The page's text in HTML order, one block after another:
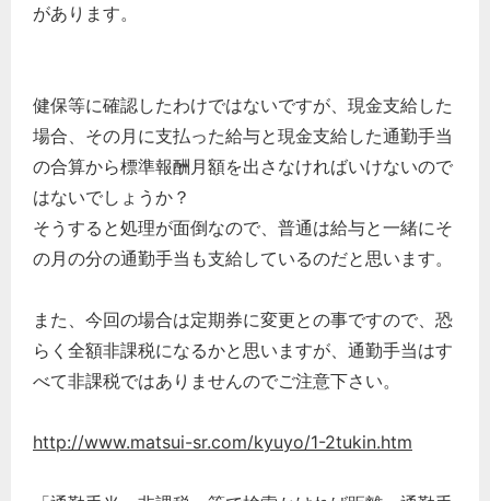
があります。
健保等に確認したわけではないですが、現金支給した
場合、その月に支払った給与と現金支給した通勤手当
の合算から標準報酬月額を出さなければいけないので
はないでしょうか？
そうすると処理が面倒なので、普通は給与と一緒にそ
の月の分の通勤手当も支給しているのだと思います。
また、今回の場合は定期券に変更との事ですので、恐
らく全額非課税になるかと思いますが、通勤手当はす
べて非課税ではありませんのでご注意下さい。
http://www.matsui-sr.com/kyuyo/1-2tukin.htm